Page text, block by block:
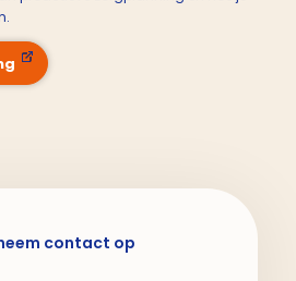
contact op